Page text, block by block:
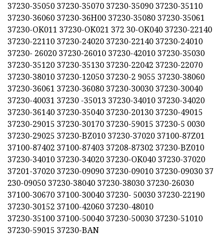
37230-35050 37230-35070 37230-35090 37230-35110
37230-36060 37230-36H00 37230-35080 37230-35061
37230-OK011 37230-OK021 372 30-OK040 37230-22140
37230-22110 37230-24020 37230-22140 37230-24010
37230- 26020 37230-26010 37230-42010 37230-35030
37230-35120 37230-35130 37230-22042 37230-22070
37230-38010 37230-12050 37230-2 9055 37230-38060
37230-36061 37230-36080 37230-30030 37230-30040
37230-40031 37230 -35013 37230-34010 37230-34020
37230-36140 37230-35040 37230-20130 37230-49015
37230-29015 37230-30170 37230-59015 37230-5 0030
37230-29025 37230-BZ010 37230-37020 37100-87Z01
37100-87402 37100-87403 37208-87302 37230-BZ010
37230-34010 37230-34020 37230-OK040 37230-37020
37201-37020 37230-09090 37230-09010 37230-09030 37
230-09050 37230-38040 37230-38030 37230-26030
37100-30670 37100-30040 37230- 50030 37230-22190
37230-30152 37100-42060 37230-48010
37230-35100 37100-50040 37230-50030 37230-51010
37230-59015 37230-BAN